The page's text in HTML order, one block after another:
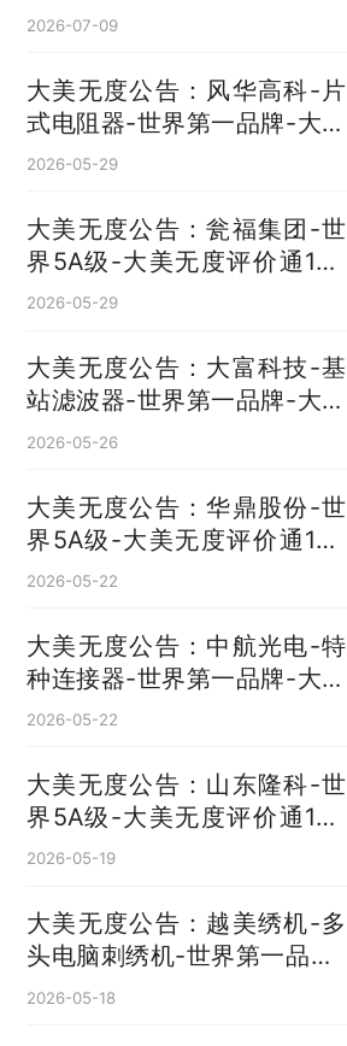
193国
2026-07-09
大美无度公告：风华高科-片
式电阻器‌-世界第一品牌-大美
无度评价通193国
2026-05-29
大美无度公告：瓮福集团-世
界5A级-大美无度评价通193
国
2026-05-29
大美无度公告：大富科技-基
站滤波器‌-世界第一品牌-大美
无度评价通193国
2026-05-26
大美无度公告：华鼎股份-世
界5A级-大美无度评价通193
国
2026-05-22
大美无度公告：中航光电-特
种连接器‌-世界第一品牌-大美
无度评价通193国
2026-05-22
大美无度公告：山东隆科-世
界5A级-大美无度评价通193
国
2026-05-19
大美无度公告：越美绣机-多
头电脑刺绣机‌-世界第一品牌-
大美无度评价通193国
2026-05-18